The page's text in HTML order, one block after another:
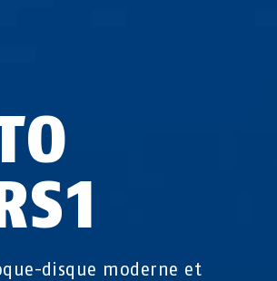
disque moderne et